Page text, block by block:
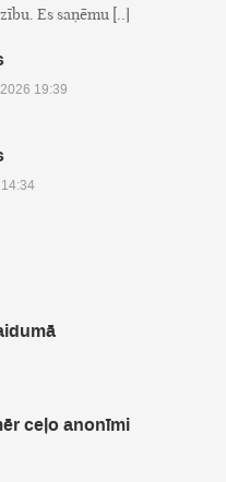
Es saņēmu [..]
19:39
ceļo anonīmi